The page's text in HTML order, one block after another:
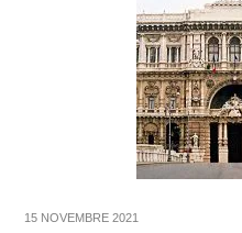
15 NOVEMBRE 2021